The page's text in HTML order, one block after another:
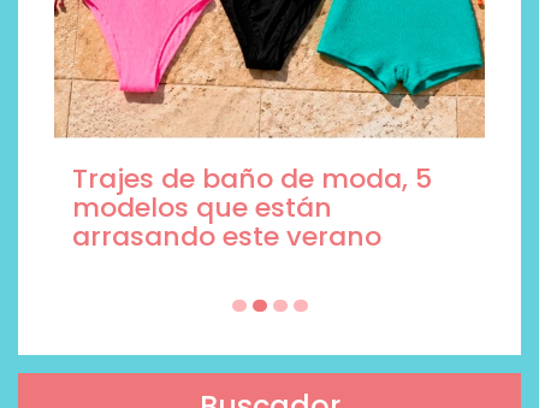
Trajes de baño de moda, 5
modelos que están
arrasando este verano